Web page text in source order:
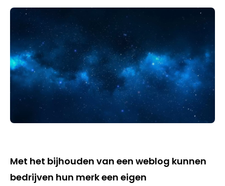
Met het bijhouden van een weblog kunnen
bedrijven hun merk een eigen